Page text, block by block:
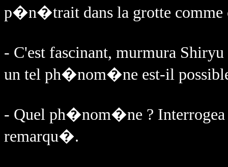
p�n�trait dans la grotte
- C'est fascinant, murmura
un tel ph�nom�ne est-il
- Quel ph�nom�ne ?
remarqu�.